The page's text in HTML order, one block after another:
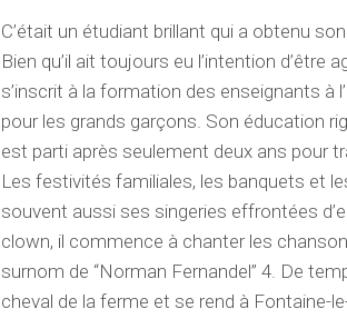
C’était un étudiant brillant qui a obtenu
Bien qu’il ait toujours eu l’intention d’être
s’inscrit à la formation des enseignants à
pour les grands garçons. Son éducation
est parti après seulement deux ans pour
Les festivités familiales, les banquets et
souvent aussi ses singeries effrontées
clown, il commence à chanter les
surnom de “Norman Fernandel” 4. De
cheval de la ferme et se rend à Fontaine-